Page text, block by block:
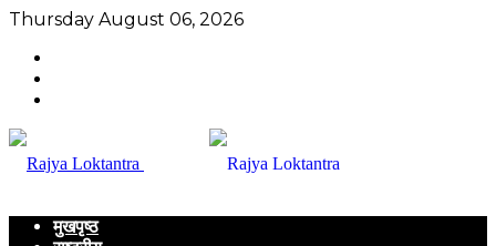
Thursday August 06, 2026
मुखपृष्ठ